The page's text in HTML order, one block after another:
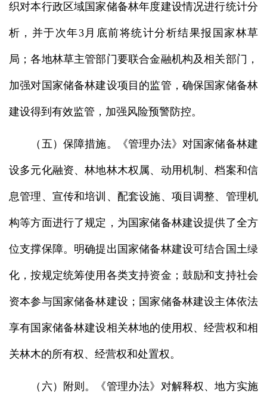
织对本行政区域国家储备林年度建设情况进行统计分
析，并于次年3月底前将统计分析结果报国家林草
局；各地林草主管部门要联合金融机构及相关部门，
加强对国家储备林建设项目的监管，确保国家储备林
建设得到有效监管，加强风险预警防控。
（五）保障措施。《管理办法》对国家储备林建
设多元化融资、林地林木权属、动用机制、档案和信
息管理、宣传和培训、配套设施、项目调整、管理机
构等方面进行了规定，为国家储备林建设提供了全方
位支撑保障。明确提出国家储备林建设可结合国土绿
化，按规定统筹使用各类支持资金；鼓励和支持社会
资本参与国家储备林建设；国家储备林建设主体依法
享有国家储备林建设相关林地的使用权、经营权和相
关林木的所有权、经营权和处置权。
（六）附则。《管理办法》对解释权、地方实施